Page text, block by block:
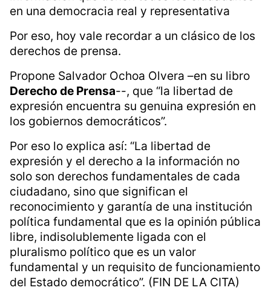
en una democracia real y representativa
Por eso, hoy vale recordar a un clásico de los
derechos de prensa.
Propone Salvador Ochoa Olvera –en su libro
Derecho de Prensa--, que “la libertad de
expresión encuentra su genuina expresión en
los gobiernos democráticos”.
Por eso lo explica así: “La libertad de
expresión y el derecho a la información no
solo son derechos fundamentales de cada
ciudadano, sino que significan el
reconocimiento y garantía de una institución
política fundamental que es la opinión pública
libre, indisolublemente ligada con el
pluralismo político que es un valor
fundamental y un requisito de funcionamiento
del Estado democrático”. (FIN DE LA CITA)